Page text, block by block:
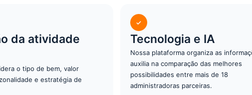
da atividade
o tipo de bem, valor
e estratégia de
✓
Tecnologia e IA
Nossa plataforma organiza as
auxilia na comparação das melhores
possibilidades entre mais de 18
administradoras parceiras.